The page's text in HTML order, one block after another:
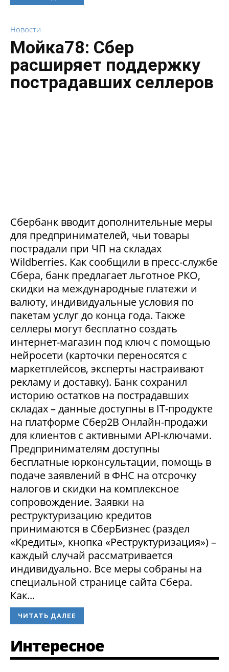
Новости
Мойка78: Сбер
расширяет поддержку
пострадавших селлеров
Сбербанк вводит дополнительные меры
для предпринимателей, чьи товары
пострадали при ЧП на складах
Wildberries. Как сообщили в пресс-службе
Сбера, банк предлагает льготное РКО,
скидки на международные платежи и
валюту, индивидуальные условия по
пакетам услуг до конца года. Также
селлеры могут бесплатно создать
интернет-магазин под ключ с помощью
нейросети (карточки переносятся с
маркетплейсов, эксперты настраивают
рекламу и доставку). Банк сохранил
историю остатков на пострадавших
складах – данные доступны в IT-продукте
на платформе Сбер2В Онлайн-продажи
для клиентов с активными API-ключами.
Предпринимателям доступны
бесплатные юрконсультации, помощь в
подаче заявлений в ФНС на отсрочку
налогов и скидки на комплексное
сопровождение. Заявки на
реструктуризацию кредитов
принимаются в СберБизнес (раздел
«Кредиты», кнопка «Реструктуризация») –
каждый случай рассматривается
индивидуально. Все меры собраны на
специальной странице сайта Сбера.
Как...
ЧИТАТЬ ДАЛЕЕ
Интересное